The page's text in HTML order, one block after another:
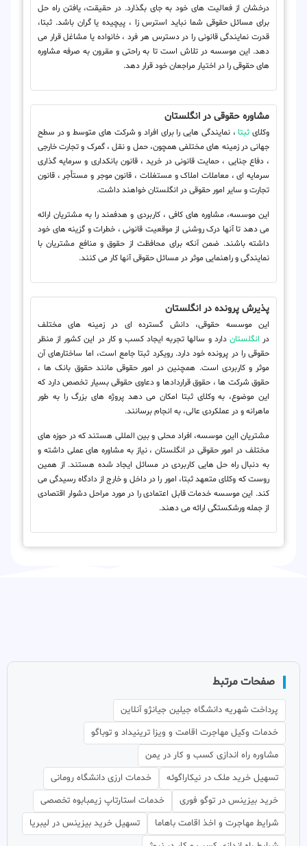
درخشان از فعالیت های خود به جای بگذارد. در حقیقت، یافتن راه حل
برای مسائل حقوقی شما نباید استرس زا ، پیچیده یا گران باشد. ثبتا،
قدرت نمایندگی قانونی را در دسترس هر فرد ، خانواده یا مشاغل قرار می
دهد. این موسسه در تلاش است تا به راحتی و مقرون به صرفه مشاوره
های حقوقی را در اختیار مراجعان خود قرار دهد.
مشاوره حقوقی در انگلستان
وکلای ثبتا ، نمایندگی هایی را برای افراد و شرکت های متوسط و در سطح
جهانی در زمینه های مختلفی همچون، حمل و نقل ، گمرک و تجارت خارجی
، دفاع جنایی ، حمایت قانونی در خرید ، قانون بانکداری و سرمایه گذاری
سرمایه ای ، معاملات املاک و مستغلات ، قانون موجر و مستأجر ، قانون
تجارت و سایر امور حقوقی در انگلستان خواهند داشت.
این موسسه، مشاوره های کافی ، کاربردی و هدفمند را به مشتریان ارائه
می دهد تا آنها درک روشنی از موقعیت قانونی ، خطرات و گزینه های خود
داشته باشند. ضمن آنکه برای محافظت از حقوق و منافع مشتریان با
نمایندگی و راهنمایی موثر در مسائل حقوقی آنها کار می کنند.
پذیرش پرونده در انگلستان
این موسسه حقوقی، دانش گسترده ای در زمینه های مختلف
در انگلستاندارد و سالها تجربه ایجاد کسب و کار در این کشور از منظر
حقوقی را در پرونده خود دارد. رویکرد ثبتا جامع است، اما ساختارهای آن
موثر و کاربردی است. همچنین در امور حقوقی مانند حقوق بانک ها ،
حقوق شرکت ها ، حقوق قراردادها و دعاوی حقوقی بسیار تخصص دارد که
این موضوع، به وکلای ثبتا امکان می دهد پروژه های بزرگ را به طور
ماهرانه و در عملکردی عالی، به انجام برسانند.
مشتریان ااین موسسه، افراد محلی و بین المللی هستند که در حوزه های
مختلف در امور حقوقی در انگلستان ، نیاز به مشاوره های عملی داشته و
به دنبال راه حل هایی کاربردی در مسائل ایجاد شده هستند. از همین
روست که وکلای متعهد ثبتا، امور را در داخل و خارج از دادگاه رسیدگی می
کند. این موسسه خدمات قابل اعتمادی را در مورد مراحل دشوار اقتصادی
از جمله ورشکستگی ارائه می دهند.
صفحات مرتبط
پرداخت شهریه دانشگاه جیلین جیانژو آنلاین
خدمات وکیل مهاجرت اقامت و ویزا ترینیداد و توباگو
مشاوره راه اندازی کسب و کار در یمن
تسهیل خرید ملک در نیکاراگوئه
خدمات ارزی دانشگاه رومانی
خرید بیزینس در توگو فوری
خدمات استارتاپ زیمبابوه تخصصی
شرایط مهاجرت و اخذ اقامت باهاما
تسهیل خرید بیزینس در لیبریا